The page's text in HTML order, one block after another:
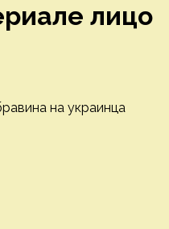
лицо
на украинца